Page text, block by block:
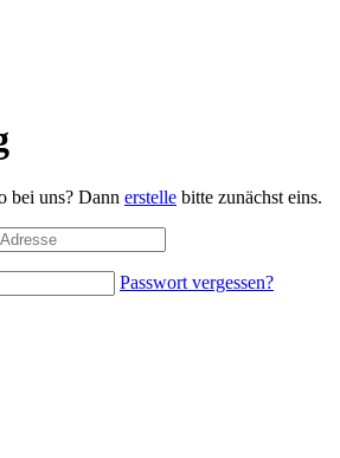
bei uns? Dann erstelle bitte zunächst eins.
Passwort vergessen?